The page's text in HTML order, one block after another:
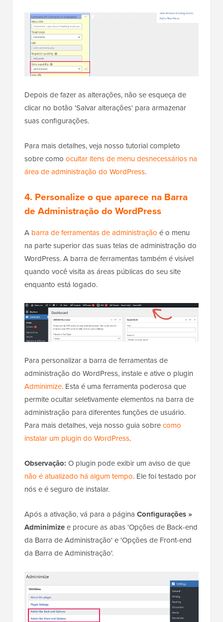
Depois de fazer as alterações, não se esqueça de
clicar no botão 'Salvar alterações' para armazenar
suas configurações.
Para mais detalhes, veja nosso tutorial completo
sobre como ocultar itens de menu desnecessários na
área de administração do WordPress.
4. Personalize o que aparece na Barra
de Administração do WordPress
A barra de ferramentas de administração é o menu
na parte superior das suas telas de administração do
WordPress. A barra de ferramentas também é visível
quando você visita as áreas públicas do seu site
enquanto está logado.
Para personalizar a barra de ferramentas de
administração do WordPress, instale e ative o plugin
Adminimize. Esta é uma ferramenta poderosa que
permite ocultar seletivamente elementos na barra de
administração para diferentes funções de usuário.
Para mais detalhes, veja nosso guia sobrecomo
instalar um plugin do WordPress.
Observação: O plugin pode exibir um aviso de que
não é atualizado há algum tempo. Ele foi testado por
nós e é seguro de instalar.
Após a ativação, vá para a página Configurações »
Adminimizee procure as abas 'Opções de Back-end
da Barra de Administração' e 'Opções de Front-end
da Barra de Administração'.